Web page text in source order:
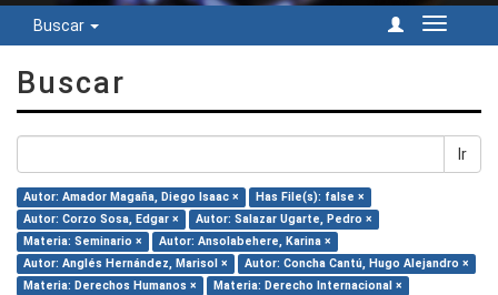
Buscar
Cambiar
Buscar
Ir
Autor: Amador Magaña, Diego Isaac ×
Has File(s): false ×
Autor: Corzo Sosa, Edgar ×
Autor: Salazar Ugarte, Pedro ×
Materia: Seminario ×
Autor: Ansolabehere, Karina ×
Autor: Anglés Hernández, Marisol ×
Autor: Concha Cantú, Hugo Alejandro ×
Materia: Derechos Humanos ×
Materia: Derecho Internacional ×